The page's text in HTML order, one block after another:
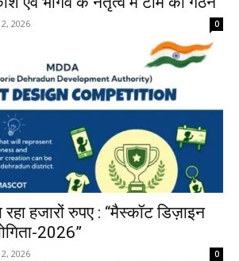
2026 0
हजारों रुपए : “मैस्कॉट डिज़ाइन
2026”
2026 0